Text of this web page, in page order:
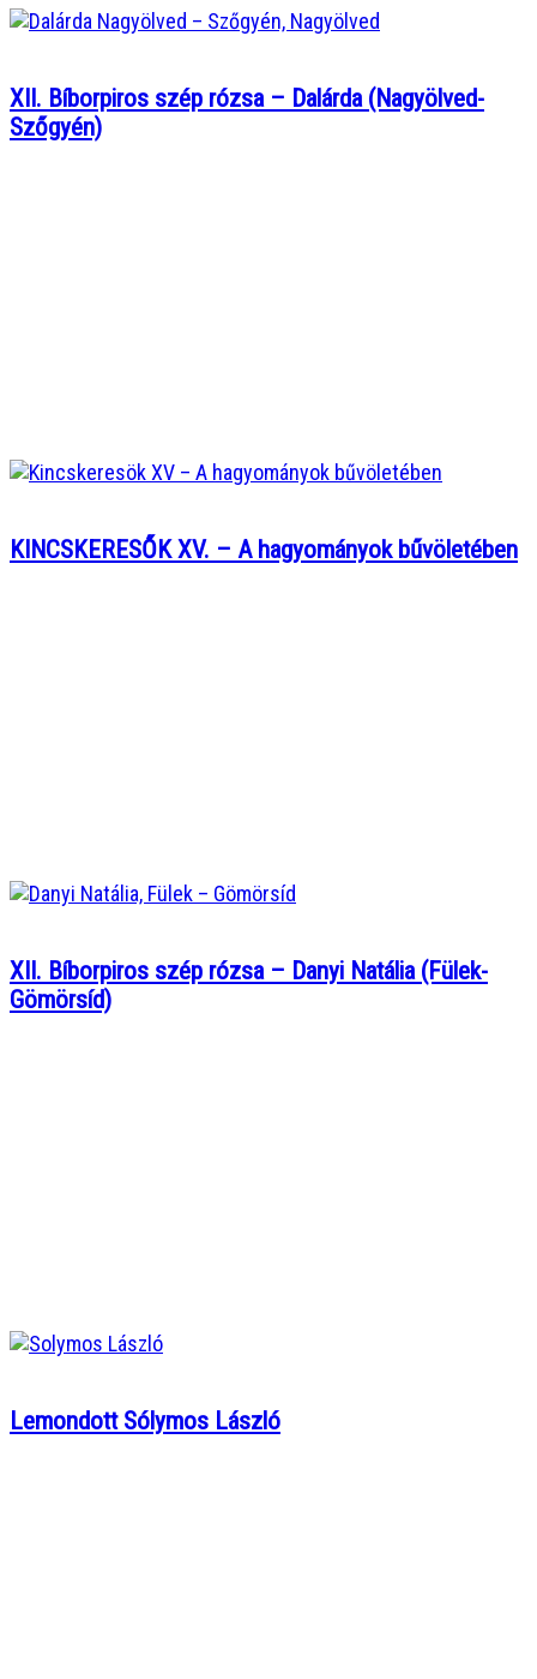
XII. Bíborpiros szép rózsa – Dalárda (Nagyölved-
Szőgyén)
KINCSKERESŐK XV. – A hagyományok bűvöletében
XII. Bíborpiros szép rózsa – Danyi Natália (Fülek-
Gömörsíd)
Lemondott Sólymos László